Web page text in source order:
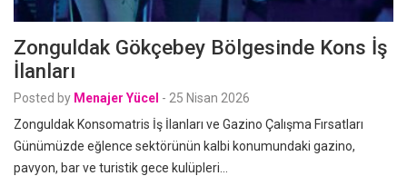
Zonguldak Gökçebey Bölgesinde Kons İş
İlanları
Posted by Menajer Yücel - 25 Nisan 2026
Zonguldak Konsomatris İş İlanları ve Gazino Çalışma Fırsatları
Günümüzde eğlence sektörünün kalbi konumundaki gazino,
pavyon, bar ve turistik gece kulüpleri…